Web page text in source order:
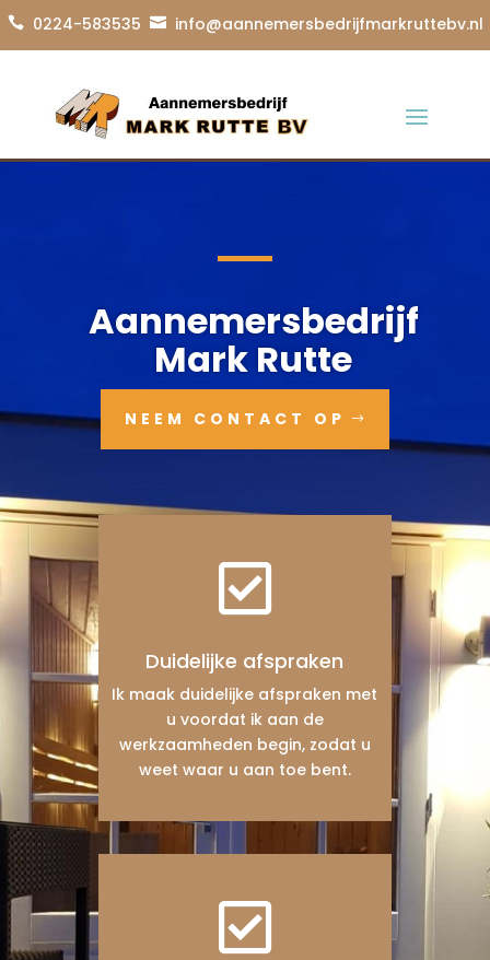
 0224-583535  info@aannemersbedrijfmarkruttebv.nl
Aannemersbedrijf
Mark Rutte
NEEM CONTACT OP

Duidelijke afspraken
Ik maak duidelijke afspraken met
u voordat ik aan de
werkzaamheden begin, zodat u
weet waar u aan toe bent.
